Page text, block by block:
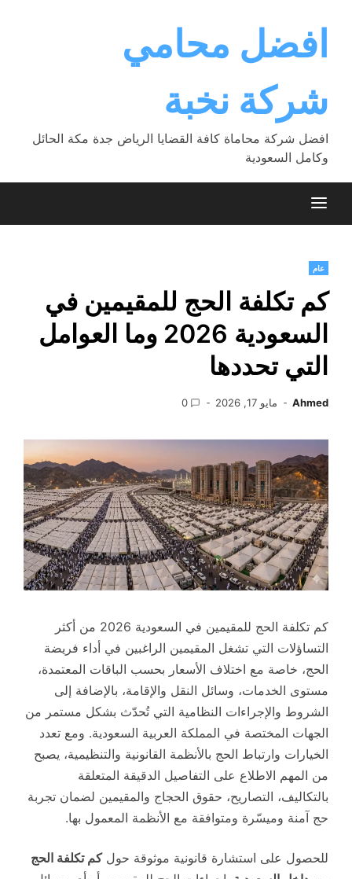
contentافضل محامي
شركة نخبة
افضل شركة محاماة كافة القضايا الرياض جدة مكة الحائل
وكامل السعودية
عام
كم تكلفة الحج للمقيمين في
السعودية 2026 وما العوامل
التي تحددها
Ahmed مايو 17, 2026 0
كم تكلفة الحج للمقيمين في السعودية 2026 من أكثر
التساؤلات التي تشغل المقيمين الراغبين في أداء فريضة
الحج، خاصة مع اختلاف الأسعار بحسب الباقات المعتمدة،
مستوى الخدمات، وسائل النقل والإقامة، بالإضافة إلى
الشروط والإجراءات النظامية التي تُحدّث بشكل مستمر من
الجهات المختصة في المملكة العربية السعودية. ومع تعدد
الخيارات وارتباط الحج بالأنظمة القانونية والتنظيمية، يصبح
من المهم الاطلاع على التفاصيل الدقيقة المتعلقة
بالتكاليف، التصاريح، حقوق الحجاج والمقيمين لضمان تجربة
حج آمنة وميسّرة ومتوافقة مع الأنظمة المعمول بها.
للحصول على استشارة قانونية موثوقة حولكم تكلفة الحج